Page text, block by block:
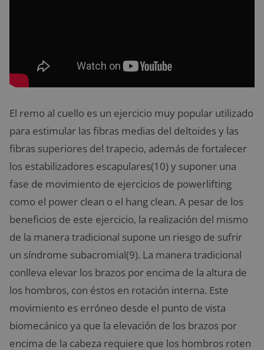
El remo al cuello es un ejercicio muy popular utilizado
para estimular las fibras medias del deltoides y las
fibras superiores del trapecio, además de fortalecer
los estabilizadores escapulares(10) y suponer una
fase de movimiento de ejercicios de powerlifting
como el power clean o el hang clean. A pesar de los
beneficios de este ejercicio, la realización del mismo
de la manera tradicional supone un riesgo de sufrir
un síndrome subacromial(9). La manera tradicional
conlleva elevar los brazos por encima de la altura de
los hombros, con éstos en rotación interna. Este
movimiento es erróneo desde el punto de vista
biomecánico ya que la elevación de los brazos por
encima de la cabeza requiere que los hombros roten